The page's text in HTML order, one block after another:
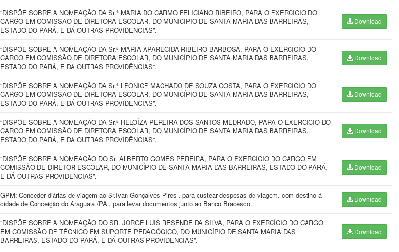
“DISPÕE SOBRE A NOMEAÇÃO DA Sr.ª MARIA DO CARMO FELICIANO RIBEIRO, PARA O EXERCICIO DO
CARGO EM COMISSÃO DE DIRETORA ESCOLAR, DO MUNICÍPIO DE SANTA MARIA DAS BARREIRAS,
ESTADO DO PARÁ, E DÁ OUTRAS PROVIDÊNCIAS”.
Download
“DISPÕE SOBRE A NOMEAÇÃO DA Sr.ª MARIA APARECIDA RIBEIRO BARBOSA, PARA O EXERCICIO DO
CARGO EM COMISSÃO DE DIRETORA ESCOLAR, DO MUNICÍPIO DE SANTA MARIA DAS BARREIRAS,
ESTADO DO PARÁ, E DÁ OUTRAS PROVIDÊNCIAS”.
Download
“DISPÕE SOBRE A NOMEAÇÃO DA Sr.ª LEONICE MACHADO DE SOUZA COSTA, PARA O EXERCICIO DO
CARGO EM COMISSÃO DE DIRETORA ESCOLAR, DO MUNICÍPIO DE SANTA MARIA DAS BARREIRAS,
ESTADO DO PARÁ, E DÁ OUTRAS PROVIDÊNCIAS”.
Download
“DISPÕE SOBRE A NOMEAÇÃO DA Sr.ª HELOÍZA PEREIRA DOS SANTOS MEDRADO, PARA O EXERCICIO DO
CARGO EM COMISSÃO DE DIRETORA ESCOLAR, DO MUNICÍPIO DE SANTA MARIA DAS BARREIRAS,
ESTADO DO PARÁ, E DÁ OUTRAS PROVIDÊNCIAS”.
Download
“DISPÕE SOBRE A NOMEAÇÃO DO Sr. ALBERTO GOMES PEREIRA, PARA O EXERCICIO DO CARGO EM
COMISSÃO DE DIRETOR ESCOLAR, DO MUNICÍPIO DE SANTA MARIA DAS BARREIRAS, ESTADO DO PARÁ,
E DÁ OUTRAS PROVIDÊNCIAS”.
Download
GPM: Conceder diárias de viagem ao Sr.Ivan Gonçalves Pires , para custear despesas de viagem, com destino á
cidade de Conceição do Araguaia /PA , para levar documentos junto ao Banco Bradesco.
Download
“DISPÕE SOBRE A NOMEAÇÃO DO SR. JORGE LUIS RESENDE DA SILVA, PARA O EXERCÍCIO DO CARGO
EM COMISSÃO DE TÉCNICO EM SUPORTE PEDAGÓGICO, DO MUNICÍPIO DE SANTA MARIA DAS
BARREIRAS, ESTADO DO PARÁ, E DÁ OUTRAS PROVIDÊNCIAS”.
Download